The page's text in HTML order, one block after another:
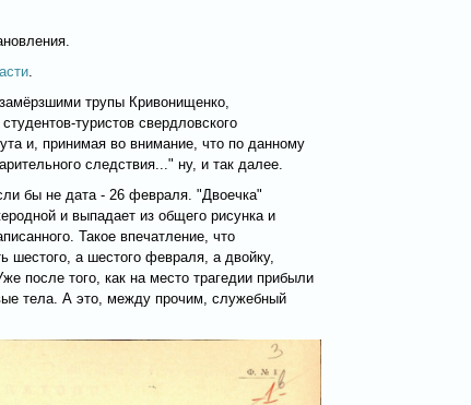
.
трупы Кривонищенко,
туристов свердловского
и, принимая во внимание, что по данному
следствия..." ну, и так далее.
бы не дата - 26 февраля. "Двоечка"
и выпадает из общего рисунка и
Такое впечатление, что
шестого, а шестого февраля, а двойку,
после того, как на место трагедии прибыли
тела. А это, между прочим, служебный